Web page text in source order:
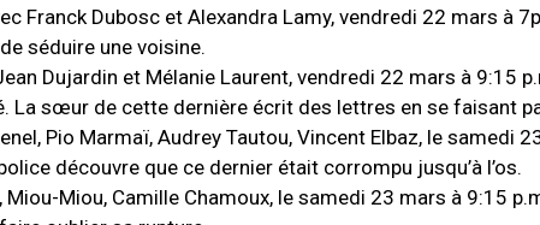
Franck Dubosc et Alexandra Lamy, vendredi 22 mars à
séduire une voisine.
Dujardin et Mélanie Laurent, vendredi 22 mars à 9:15
La sœur de cette dernière écrit des lettres en se faisant
Pio Marmaï, Audrey Tautou, Vincent Elbaz, le samedi
découvre que ce dernier était corrompu jusqu’à l’os.
Miou-Miou, Camille Chamoux, le samedi 23 mars à 9:15